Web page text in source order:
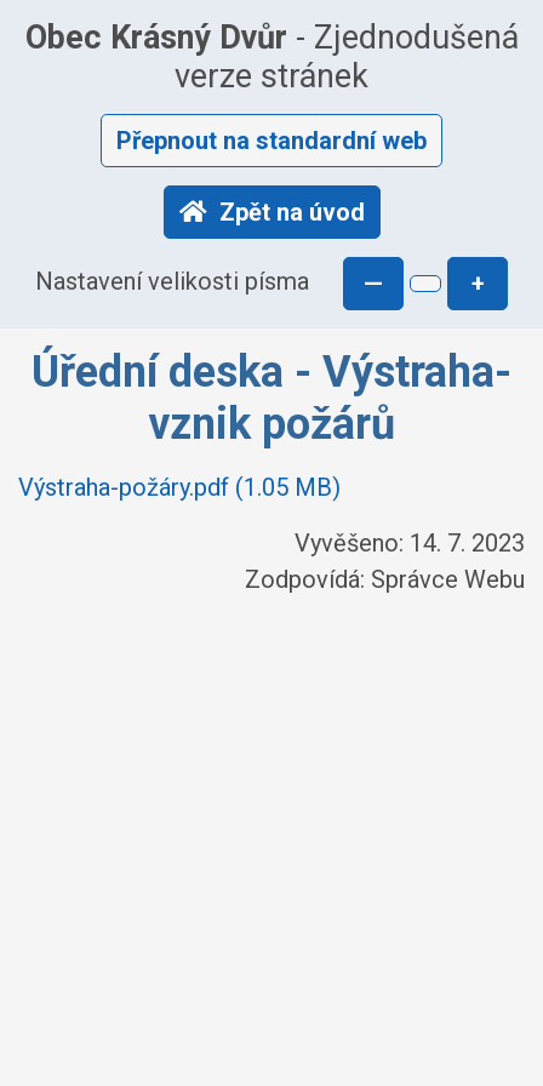
Obec Krásný Dvůr - Zjednodušená
verze stránek
Přepnout na standardní web
Zpět na úvod
Nastavení velikosti písma — +
Úřední deska - Výstraha-
vznik požárů
Výstraha-požáry.pdf (1.05 MB)
Vyvěšeno: 14. 7. 2023
Zodpovídá: Správce Webu